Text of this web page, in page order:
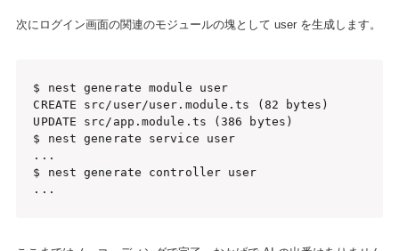
次にログイン画面の関連のモジュールの塊として user を生成します。
$ nest generate module user
CREATE src/user/user.module.ts (82 bytes)
UPDATE src/app.module.ts (386 bytes)
$ nest generate service user
...
$ nest generate controller user
...